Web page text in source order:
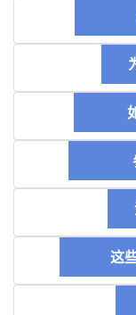
什
如
參
这些